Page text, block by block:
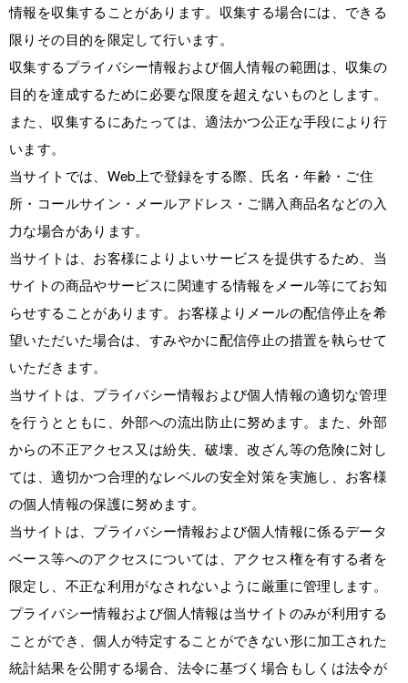
情報を収集することがあります。収集する場合には、できる
限りその目的を限定して行います。
収集するプライバシー情報および個人情報の範囲は、収集の
目的を達成するために必要な限度を超えないものとします。
また、収集するにあたっては、適法かつ公正な手段により行
います。
当サイトでは、Web上で登録をする際、氏名・年齢・ご住
所・コールサイン・メールアドレス・ご購入商品名などの入
力な場合があります。
当サイトは、お客様によりよいサービスを提供するため、当
サイトの商品やサービスに関連する情報をメール等にてお知
らせすることがあります。お客様よりメールの配信停止を希
望いただいた場合は、すみやかに配信停止の措置を執らせて
いただきます。
当サイトは、プライバシー情報および個人情報の適切な管理
を行うとともに、外部への流出防止に努めます。また、外部
からの不正アクセス又は紛失、破壊、改ざん等の危険に対し
ては、適切かつ合理的なレベルの安全対策を実施し、お客様
の個人情報の保護に努めます。
当サイトは、プライバシー情報および個人情報に係るデータ
ベース等へのアクセスについては、アクセス権を有する者を
限定し、不正な利用がなされないように厳重に管理します。
プライバシー情報および個人情報は当サイトのみが利用する
ことができ、個人が特定することができない形に加工された
統計結果を公開する場合、法令に基づく場合もしくは法令が